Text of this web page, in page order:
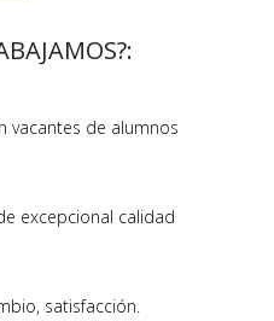
vacantes de alumnos
excepcional calidad
satisfacción.